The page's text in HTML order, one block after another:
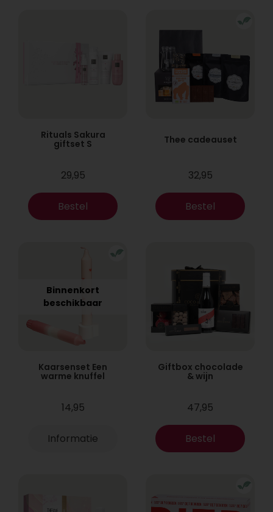
Rituals Sakura
giftset S
29,95
Bestel
Thee cadeauset
32,95
Bestel
Binnenkort
beschikbaar
Kaarsenset Een
warme knuffel
14,95
Informatie
Giftbox chocolade
& wijn
47,95
Bestel